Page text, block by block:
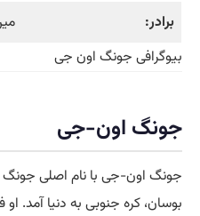
برادر:
بیوگرافی جونگ اون جی
جونگ اون-جی
بوسان، کره جنوبی به دنیا آمد.